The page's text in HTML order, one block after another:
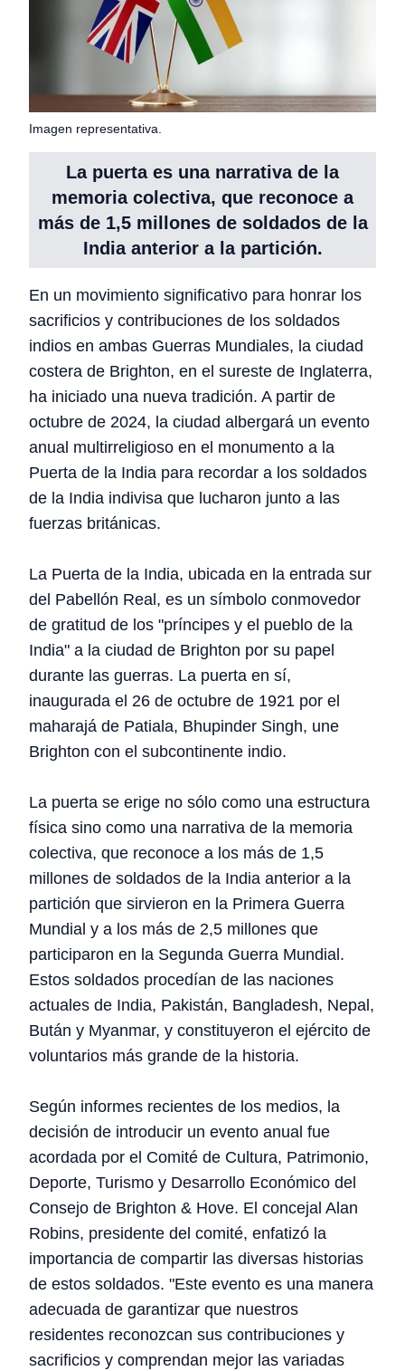
Imagen representativa.
La puerta es una narrativa de la
memoria colectiva, que reconoce a
más de 1,5 millones de soldados de la
India anterior a la partición.
En un movimiento significativo para honrar los
sacrificios y contribuciones de los soldados
indios en ambas Guerras Mundiales, la ciudad
costera de Brighton, en el sureste de Inglaterra,
ha iniciado una nueva tradición. A partir de
octubre de 2024, la ciudad albergará un evento
anual multirreligioso en el monumento a la
Puerta de la India para recordar a los soldados
de la India indivisa que lucharon junto a las
fuerzas británicas.
La Puerta de la India, ubicada en la entrada sur
del Pabellón Real, es un símbolo conmovedor
de gratitud de los "príncipes y el pueblo de la
India" a la ciudad de Brighton por su papel
durante las guerras. La puerta en sí,
inaugurada el 26 de octubre de 1921 por el
maharajá de Patiala, Bhupinder Singh, une
Brighton con el subcontinente indio.
La puerta se erige no sólo como una estructura
física sino como una narrativa de la memoria
colectiva, que reconoce a los más de 1,5
millones de soldados de la India anterior a la
partición que sirvieron en la Primera Guerra
Mundial y a los más de 2,5 millones que
participaron en la Segunda Guerra Mundial.
Estos soldados procedían de las naciones
actuales de India, Pakistán, Bangladesh, Nepal,
Bután y Myanmar, y constituyeron el ejército de
voluntarios más grande de la historia.
Según informes recientes de los medios, la
decisión de introducir un evento anual fue
acordada por el Comité de Cultura, Patrimonio,
Deporte, Turismo y Desarrollo Económico del
Consejo de Brighton & Hove. El concejal Alan
Robins, presidente del comité, enfatizó la
importancia de compartir las diversas historias
de estos soldados. "Este evento es una manera
adecuada de garantizar que nuestros
residentes reconozcan sus contribuciones y
sacrificios y comprendan mejor las variadas